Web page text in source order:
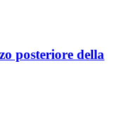
posteriore della